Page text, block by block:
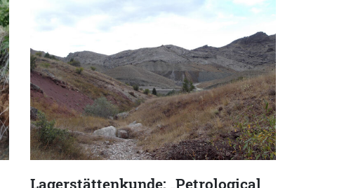
Lagerstättenkunde: „Petrological